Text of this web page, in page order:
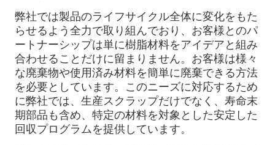
弊社では製品のライフサイクル全体に変化をもた
らせるよう全力で取り組んでおり、お客様とのパ
ートナーシップは単に樹脂材料をアイデアと組み
合わせることだけに留まりません。お客様は様々
な廃棄物や使用済み材料を簡単に廃棄できる方法
を必要としています。このニーズに対応するため
に弊社では、生産スクラップだけでなく、寿命末
期部品も含め、特定の材料を対象とした安定した
回収プログラムを提供しています。